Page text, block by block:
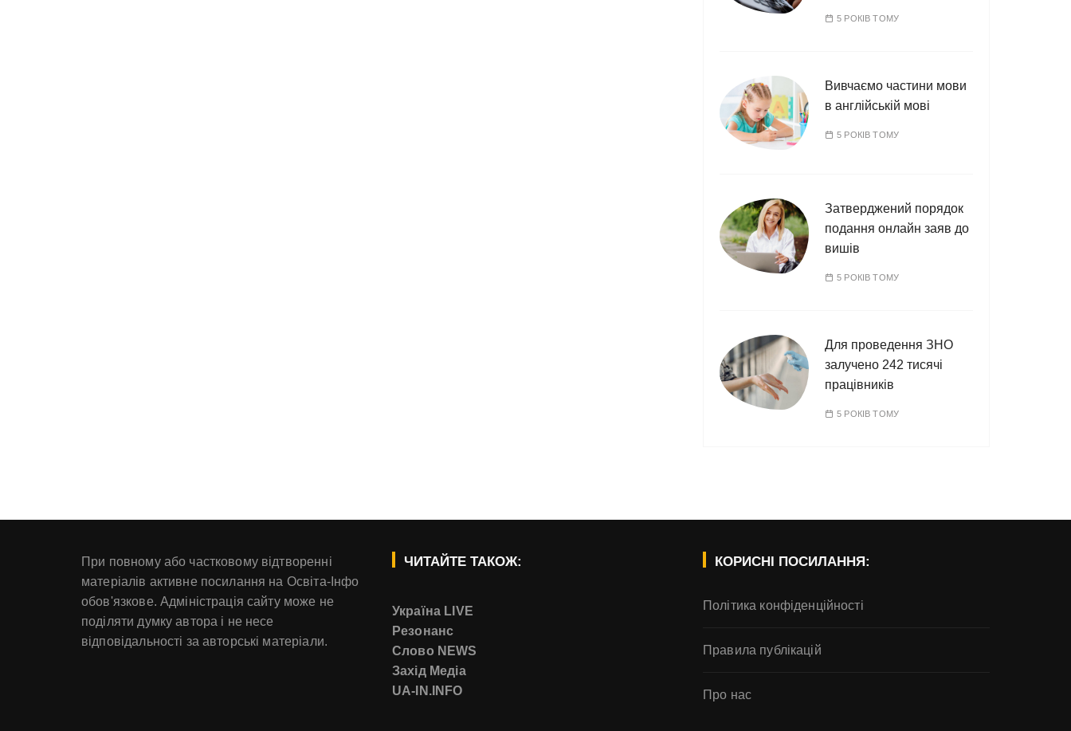
5 РОКІВ ТОМУ
Вивчаємо частини мови
в англійській мові
5 РОКІВ ТОМУ
Затверджений порядок
подання онлайн заяв до
вишів
5 РОКІВ ТОМУ
Для проведення ЗНО
залучено 242 тисячі
працівників
5 РОКІВ ТОМУ
При повному або частковому відтворенні
матеріалів активне посилання на Освіта-Інфо
обов'язкове. Адміністрація сайту може не
поділяти думку автора і не несе
відповідальності за авторські матеріали.
ЧИТАЙТЕ ТАКОЖ:
Україна LIVE
Резонанс
Слово NEWS
Захід Медіа
UA-IN.INFO
КОРИСНІ ПОСИЛАННЯ:
Політика конфіденційності
Правила публікацій
Про нас